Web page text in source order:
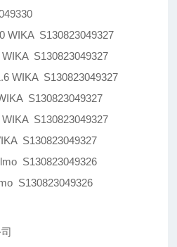
WIKA S130823049327
S130823049327
WIKA S130823049327
S130823049327
S130823049327
S130823049327
S130823049326
S130823049326